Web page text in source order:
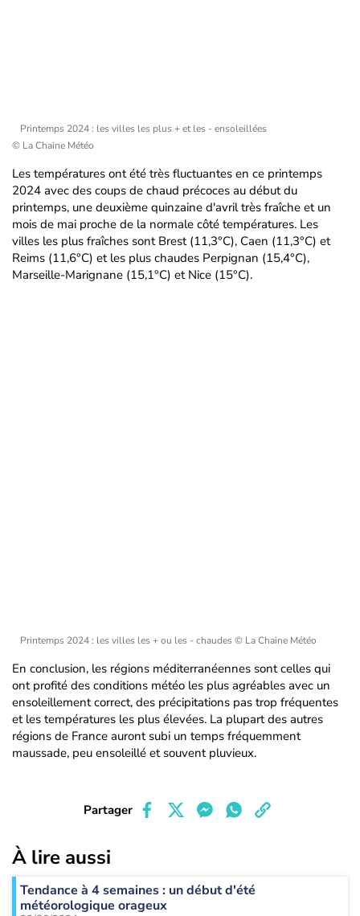
Printemps 2024 : les villes les plus + et les - ensoleillées
© La Chaine Météo
Les températures ont été très fluctuantes en ce printemps
2024 avec des coups de chaud précoces au début du
printemps, une deuxième quinzaine d'avril très fraîche et un
mois de mai proche de la normale côté températures. Les
villes les plus fraîches sont Brest (11,3°C), Caen (11,3°C) et
Reims (11,6°C) et les plus chaudes Perpignan (15,4°C),
Marseille-Marignane (15,1°C) et Nice (15°C).
Printemps 2024 : les villes les + ou les - chaudes © La Chaine Météo
En conclusion, les régions méditerranéennes sont celles qui
ont profité des conditions météo les plus agréables avec un
ensoleillement correct, des précipitations pas trop fréquentes
et les températures les plus élevées. La plupart des autres
régions de France auront subi un temps fréquemment
maussade, peu ensoleillé et souvent pluvieux.
Partager
À lire aussi
Tendance à 4 semaines : un début d'été
météorologique orageux